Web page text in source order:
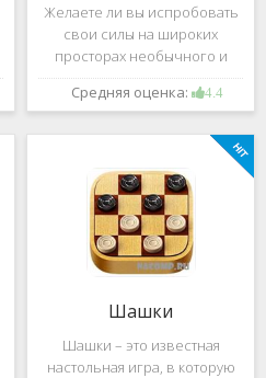
Желаете ли вы испробовать
свои силы на широких
просторах необычного и
удивительного мира,
который наполнен
Если да, тогда вам к нам. Игра,
которую мы вам предложим
ниже и о
Средняя оценка: 4.4
Шашки
Шашки – это известная
настольная игра, в которую